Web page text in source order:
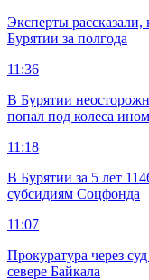
Эксперты
Бурятии за полгода
11:36
В Бурятии
попал под колеса
11:18
В Бурятии за 5 лет
субсидиям Соцфонда
11:07
Прокуратура через
севере Байкала